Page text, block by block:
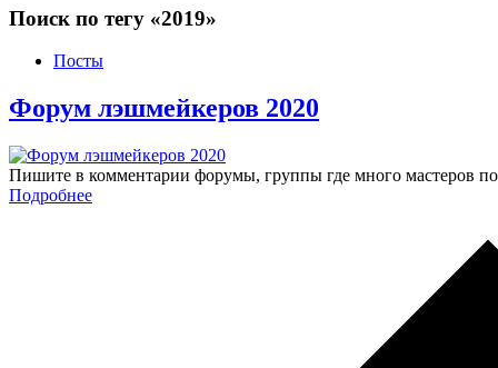
Поиск по тегу «2019»
Посты
Форум лэшмейкеров 2020
Пишите в комментарии форумы, группы где много мастеров
Подробнее